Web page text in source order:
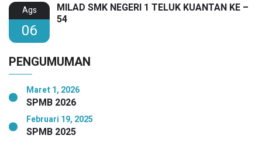
Ags
06
MILAD SMK NEGERI 1 TELUK KUANTAN KE –
54
PENGUMUMAN
Maret 1, 2026
SPMB 2026
Februari 19, 2025
SPMB 2025